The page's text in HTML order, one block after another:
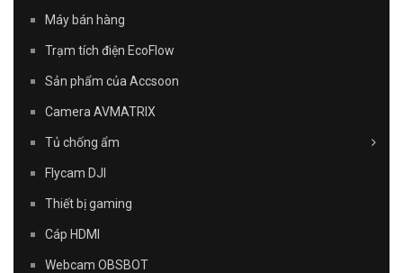
Máy bán hàng
Trạm tích điện EcoFlow
Sản phẩm của Accsoon
Camera AVMATRIX
Tủ chống ẩm
Flycam DJI
Thiết bị gaming
Cáp HDMI
Webcam OBSBOT